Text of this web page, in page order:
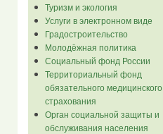
Туризм и экология
Услуги в электронном виде
Градостроительство
Молодёжная политика
Социальный фонд России
Территориальный фонд
обязательного медицинского
страхования
Орган социальной защиты и
обслуживания населения